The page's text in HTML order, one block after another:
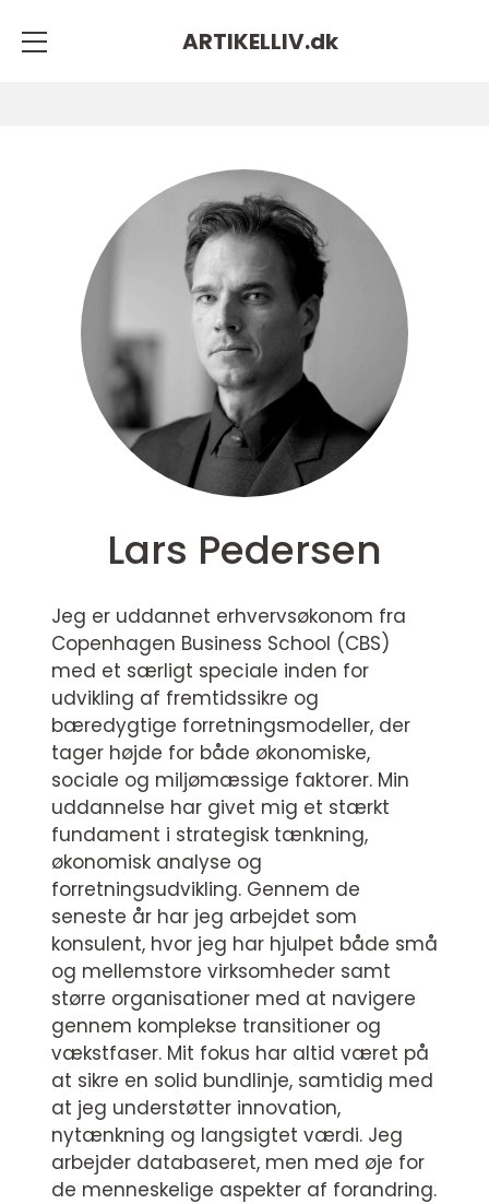
ARTIKELLIV.dk
Lars Pedersen
Jeg er uddannet erhvervsøkonom fra
Copenhagen Business School (CBS)
med et særligt speciale inden for
udvikling af fremtidssikre og
bæredygtige forretningsmodeller, der
tager højde for både økonomiske,
sociale og miljømæssige faktorer. Min
uddannelse har givet mig et stærkt
fundament i strategisk tænkning,
økonomisk analyse og
forretningsudvikling. Gennem de
seneste år har jeg arbejdet som
konsulent, hvor jeg har hjulpet både små
og mellemstore virksomheder samt
større organisationer med at navigere
gennem komplekse transitioner og
vækstfaser. Mit fokus har altid været på
at sikre en solid bundlinje, samtidig med
at jeg understøtter innovation,
nytænkning og langsigtet værdi. Jeg
arbejder databaseret, men med øje for
de menneskelige aspekter af forandring.